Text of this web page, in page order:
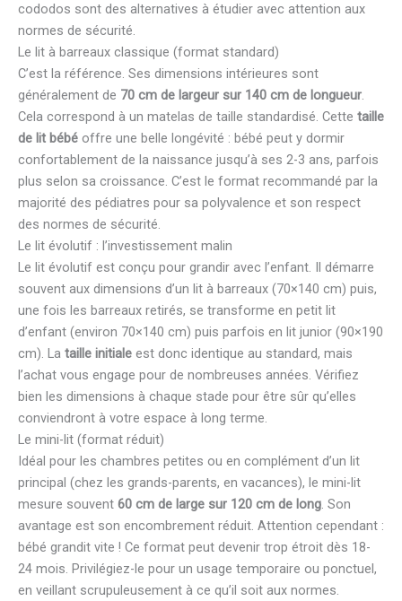
cododos sont des alternatives à étudier avec attention aux
normes de sécurité.
Le lit à barreaux classique (format standard)
C’est la référence. Ses dimensions intérieures sont
généralement de 70 cm de largeur sur 140 cm de longueur.
Cela correspond à un matelas de taille standardisé. Cette taille
de lit bébé offre une belle longévité : bébé peut y dormir
confortablement de la naissance jusqu’à ses 2-3 ans, parfois
plus selon sa croissance. C’est le format recommandé par la
majorité des pédiatres pour sa polyvalence et son respect
des normes de sécurité.
Le lit évolutif : l’investissement malin
Le lit évolutif est conçu pour grandir avec l’enfant. Il démarre
souvent aux dimensions d’un lit à barreaux (70×140 cm) puis,
une fois les barreaux retirés, se transforme en petit lit
d’enfant (environ 70×140 cm) puis parfois en lit junior (90×190
cm). La taille initiale est donc identique au standard, mais
l’achat vous engage pour de nombreuses années. Vérifiez
bien les dimensions à chaque stade pour être sûr qu’elles
conviendront à votre espace à long terme.
Le mini-lit (format réduit)
Idéal pour les chambres petites ou en complément d’un lit
principal (chez les grands-parents, en vacances), le mini-lit
mesure souvent 60 cm de large sur 120 cm de long. Son
avantage est son encombrement réduit. Attention cependant :
bébé grandit vite ! Ce format peut devenir trop étroit dès 18-
24 mois. Privilégiez-le pour un usage temporaire ou ponctuel,
en veillant scrupuleusement à ce qu’il soit aux normes.